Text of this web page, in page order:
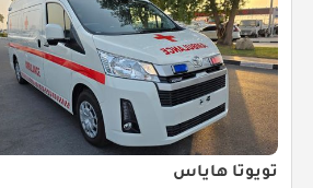
تويوتا هاياس